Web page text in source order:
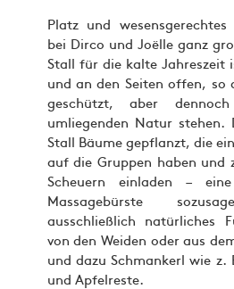
Platz und
bei Dirco und Joëlle ganz
Stall für die kalte Jahreszeit
und an den Seiten offen, so
geschützt, aber
umliegenden Natur
Stall Bäume gepflanzt, die
auf die Gruppen haben und
Scheuern einladen –
Massagebürste
ausschließlich natürliches
von den Weiden oder aus
und dazu Schmankerl wie z.
und Apfelreste.